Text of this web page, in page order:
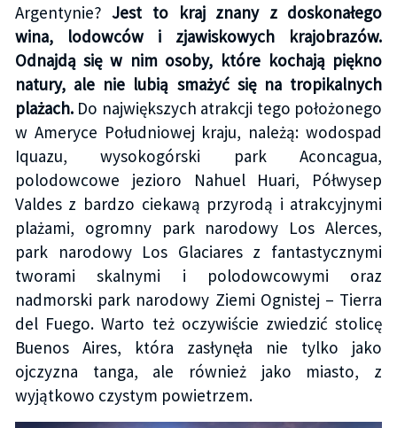
Argentynie?Jest to kraj znany z doskonałego
wina, lodowców i zjawiskowych krajobrazów.
Odnajdą się w nim osoby, które kochają piękno
natury, ale nie lubią smażyć się na tropikalnych
plażach.Do największych atrakcji tego położonego
w Ameryce Południowej kraju, należą: wodospad
Iquazu, wysokogórski park Aconcagua,
polodowcowe jezioro Nahuel Huari, Półwysep
Valdes z bardzo ciekawą przyrodą i atrakcyjnymi
plażami, ogromny park narodowy Los Alerces,
park narodowy Los Glaciares z fantastycznymi
tworami skalnymi i polodowcowymi oraz
nadmorski park narodowy Ziemi Ognistej – Tierra
del Fuego. Warto też oczywiście zwiedzić stolicę
Buenos Aires, która zasłynęła nie tylko jako
ojczyzna tanga, ale również jako miasto, z
wyjątkowo czystym powietrzem.